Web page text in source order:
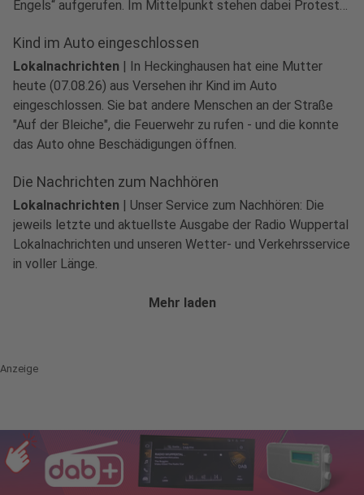
Engels“ aufgerufen. Im Mittelpunkt stehen dabei Proteste
Kind im Auto eingeschlossen
Lokalnachrichten
In Heckinghausen hat eine Mutter
heute (07.08.26) aus Versehen ihr Kind im Auto
eingeschlossen. Sie bat andere Menschen an der Straße
"Auf der Bleiche", die Feuerwehr zu rufen - und die konnte
das Auto ohne Beschädigungen öffnen.
Die Nachrichten zum Nachhören
Lokalnachrichten
Unser Service zum Nachhören: Die
jeweils letzte und aktuellste Ausgabe der Radio Wuppertal
Lokalnachrichten und unseren Wetter- und Verkehrsservice
in voller Länge.
Mehr laden
Anzeige